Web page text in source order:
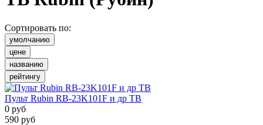
Сортировать по:
умолчанию
цене
названию
рейтингу
Пульт Rubin RB-23K101F и др ТВ
0 руб
590 руб